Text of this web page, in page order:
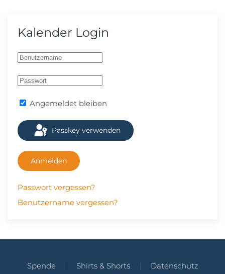
Kalender Login
Angemeldet bleiben
Passkey verwenden
Anmelden
Passwort vergessen?
Benutzername vergessen?
Spende Shirts & Shorts Datenschutz